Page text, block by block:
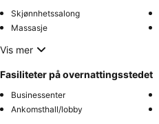
Skjønnhetssalong
Massasje
Vis mer
Fasiliteter på overnattingsstedet
Businessenter
Ankomsthall/lobby